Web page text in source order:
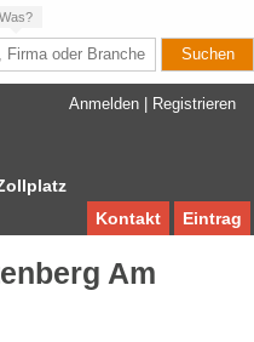
Was?
Anmelden Registrieren
Eintrag
Kontakt
Am